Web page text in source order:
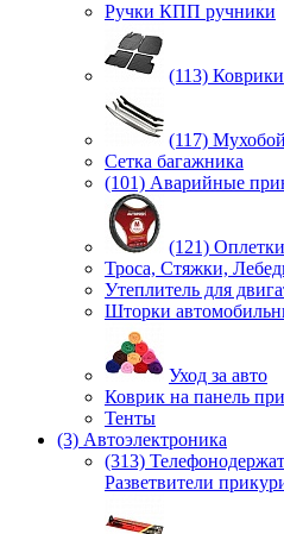
Ручки КПП ручники
(113) Коврики
(117)
Сетка багажника
(101) Аварийные
(121)
Троса, Стяжки,
Утеплитель для
Шторки
Уход за авто
Коврик на панель
Тенты
(3) Автоэлектроника
(313)
Разветвители